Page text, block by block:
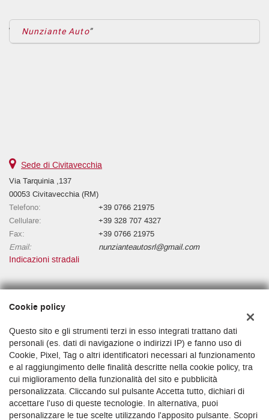
Nunziante Auto
Sede di Civitavecchia
Via Tarquinia ,137
00053 Civitavecchia (RM)
Telefono:
+39 0766 21975
Cellulare:
+39 328 707 4327
Fax:
+39 0766 21975
Email:
nunzianteautosrl@gmail.com
Indicazioni stradali
Dati fiscali:
Via Niccolò l'Alunno, 1500196 Roma RM
C.F/P.IVA: 16377001009
Registro delle imprese:RM
Cookie policy
Questo sito e gli strumenti terzi in esso integrati trattano dati
personali (es. dati di navigazione o indirizzi IP) e fanno uso di
Cookie, Pixel, Tag o altri identificatori necessari al funzionamento
e al raggiungimento delle finalità descritte nella cookie policy, tra
cui miglioramento della funzionalità del sito e pubblicità
personalizzata. Cliccando sul pulsante Accetta tutto, dichiari di
accettare l'uso di queste tecnologie. In alternativa, puoi
personalizzare le tue scelte utilizzando l'apposito pulsante. Scopri